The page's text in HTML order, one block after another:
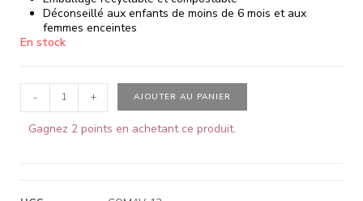
Déconseillé aux enfants de moins de 6 mois et aux
femmes enceintes
En stock
- + AJOUTER AU PANIER
Gagnez 2 points en achetant ce produit.